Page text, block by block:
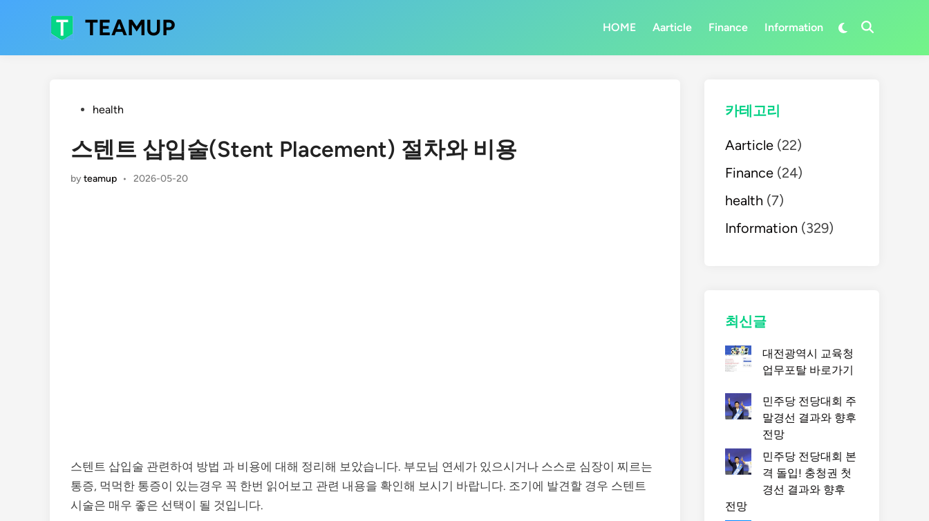
TEAMUP HOME Aarticle Finance Information
Switch
Open
Postedhealth
스텐트 삽입술(Stent Placement) 절차와 비용
byteamup • 2026-05-20
스텐트 삽입술 관련하여 방법 과 비용에 대해 정리해 보았습니다. 부모님 연세가 있으시거나 스스로 심장이 찌르는
통증, 먹먹한 통증이 있는경우 꼭 한번 읽어보고 관련 내용을 확인해 보시기 바랍니다. 조기에 발견할 경우 스텐트
시술은 매우 좋은 선택이 될 것입니다.
카테고리
Aarticle (22)
Finance (24)
health (7)
Information (329)
최신글
대전광역시 교육청
업무포탈 바로가기
민주당 전당대회 주
말경선 결과와 향후
전망
민주당 전당대회 본
격 돌입! 충청권 첫
경선 결과와 향후
전망